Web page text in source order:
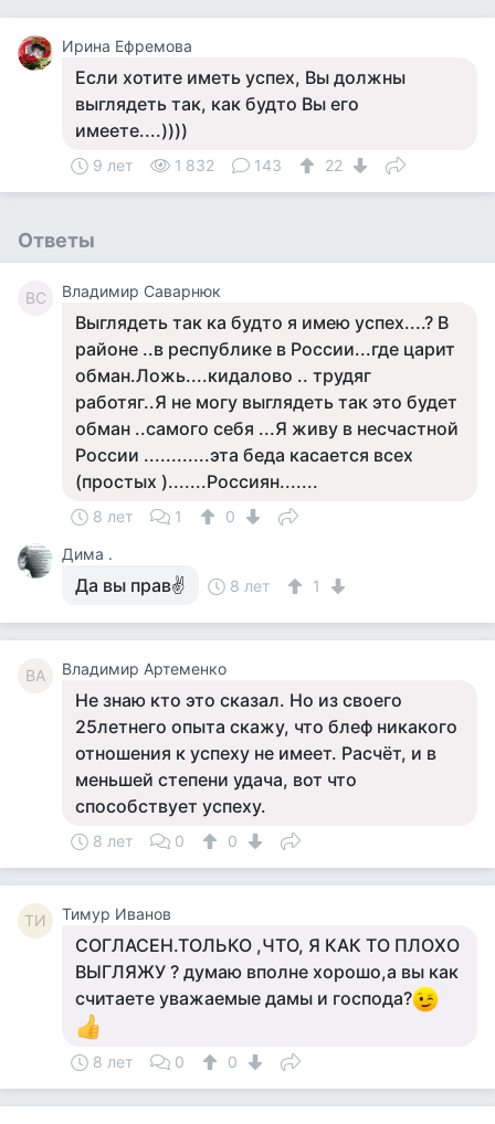
Ирина Ефремова
Если хотите иметь успех, Вы должны
выглядеть так, как будто Вы его
имеете....))))
9 лет 1 832 143 22
Ответы
ВС Владимир Саварнюк
Выглядеть так ка будто я имею успех....? В
районе ..в республике в России...где царит
обман.Ложь....кидалово .. трудяг
работяг..Я не могу выглядеть так это будет
обман ..самого себя ...Я живу в несчастной
России ............эта беда касается всех
(простых ).......Россиян.......
8 лет 1
0
Дима .
Да вы прав✌ 8 лет 1
ВА Владимир Артеменко
Не знаю кто это сказал. Но из своего
25летнего опыта скажу, что блеф никакого
отношения к успеху не имеет. Расчёт, и в
меньшей степени удача, вот что
способствует успеху.
8 лет 0 0
ТИ Тимур Иванов
СОГЛАСЕН.ТОЛЬКО ,ЧТО, Я КАК ТО ПЛОХО
ВЫГЛЯЖУ ? думаю вполне хорошо,а вы как
считаете уважаемые дамы и господа?
8 лет 0 0